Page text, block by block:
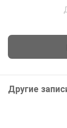
Другие